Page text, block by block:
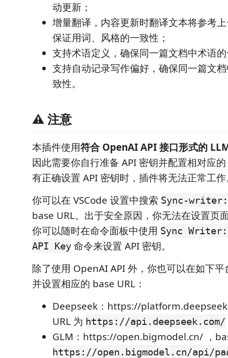
动更新；
增量翻译，内容更新时翻译文本将参考
保证用词、风格的一致性；
支持术语定义，确保同一篇文档中术语
支持自动记录写作偏好，确保同一篇文
致性。
⚠️ 注意
本插件使用符合 OpenAI API 接口形式的
因此需要你自行准备 API 密钥并配置相对应
有正确设置 API 密钥时，插件将无法正常工
你可以在 VSCode 设置中搜索 Sync-
base URL。出于安全原因，你无法在设置页
你可以随时在命令面板中使用 Sync
API Key 命令来设置 API 密钥。
除了使用 OpenAI API 外，你也可以在如下平
并设置相应的 base URL：
Deepseek：https://
URL 为 https://api.deepseek.com/
GLM：https://open.bigmodel.cn/ ，
https://open.bigmodel.cn/api/